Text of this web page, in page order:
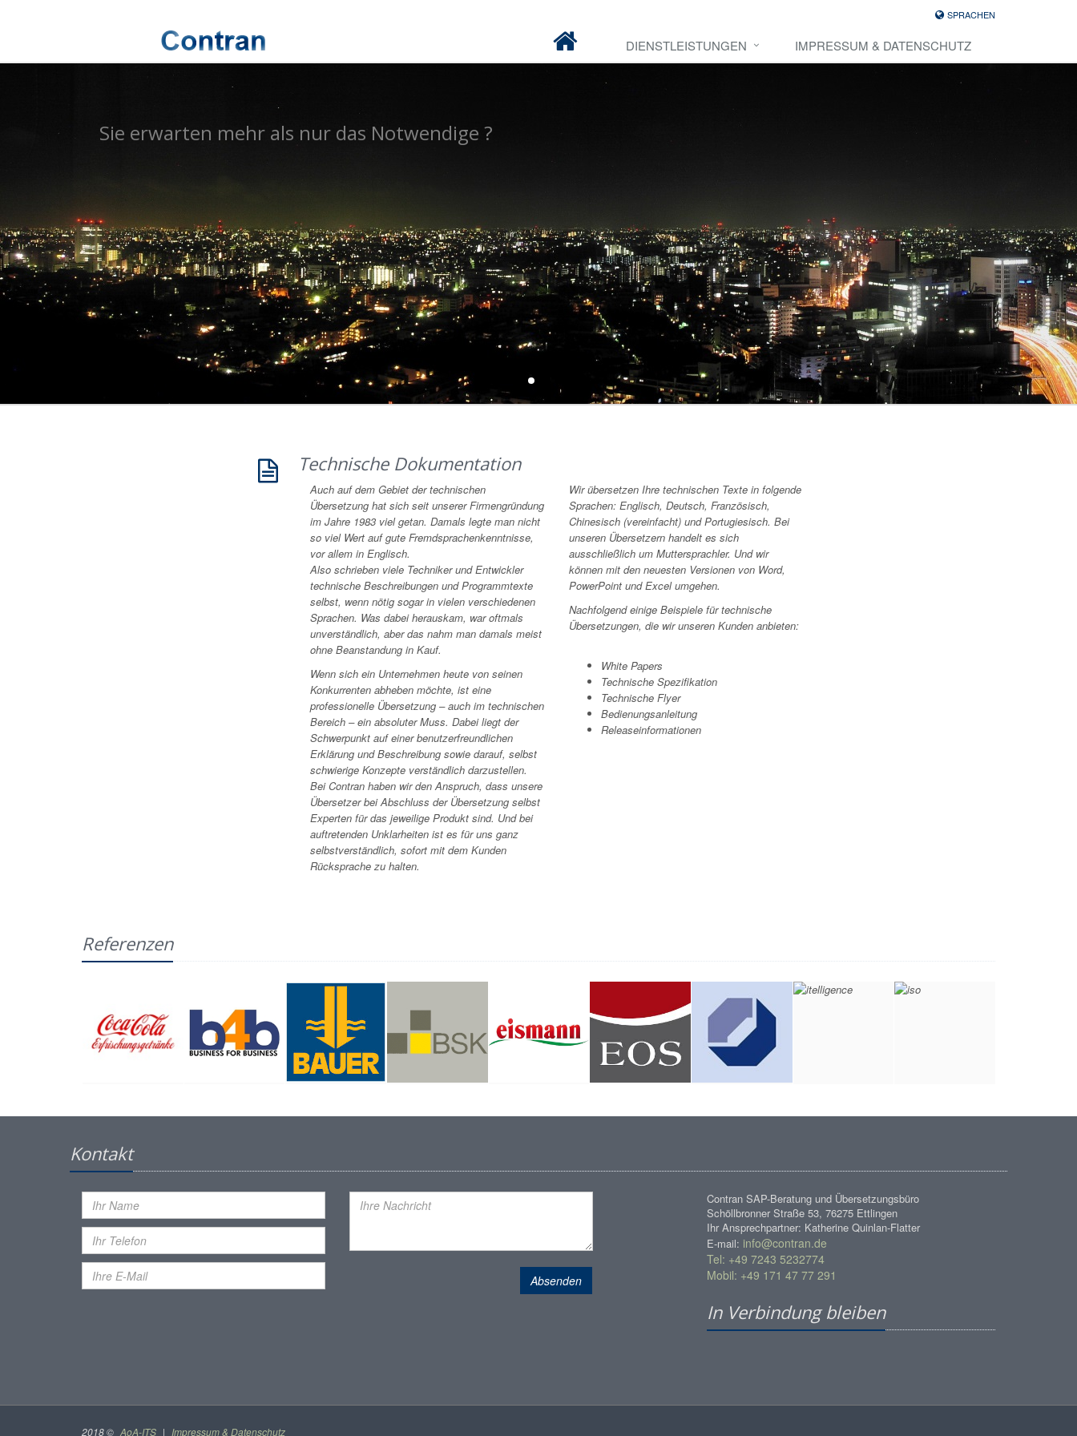
SPRACHEN
DIENSTLEISTUNGEN IMPRESSUM & DATENSCHUTZ
Sie erwarten mehr als nur das Notwendige ?
Technische Dokumentation
Auch auf dem Gebiet der technischen
Übersetzung hat sich seit unserer Firmengründung
im Jahre 1983 viel getan. Damals legte man nicht
so viel Wert auf gute Fremdsprachenkenntnisse,
vor allem in Englisch.
Also schrieben viele Techniker und Entwickler
technische Beschreibungen und Programmtexte
selbst, wenn nötig sogar in vielen verschiedenen
Sprachen. Was dabei herauskam, war oftmals
unverständlich, aber das nahm man damals meist
ohne Beanstandung in Kauf.
Wenn sich ein Unternehmen heute von seinen
Konkurrenten abheben möchte, ist eine
professionelle Übersetzung – auch im technischen
Bereich – ein absoluter Muss. Dabei liegt der
Schwerpunkt auf einer benutzerfreundlichen
Erklärung und Beschreibung sowie darauf, selbst
schwierige Konzepte verständlich darzustellen.
Bei Contran haben wir den Anspruch, dass unsere
Übersetzer bei Abschluss der Übersetzung selbst
Experten für das jeweilige Produkt sind. Und bei
auftretenden Unklarheiten ist es für uns ganz
selbstverständlich, sofort mit dem Kunden
Rücksprache zu halten.
Wir übersetzen Ihre technischen Texte in folgende
Sprachen: Englisch, Deutsch, Französisch,
Chinesisch (vereinfacht) und Portugiesisch. Bei
unseren Übersetzern handelt es sich
ausschließlich um Muttersprachler. Und wir
können mit den neuesten Versionen von Word,
PowerPoint und Excel umgehen.
Nachfolgend einige Beispiele für technische
Übersetzungen, die wir unseren Kunden anbieten:
White Papers
Technische Spezifikation
Technische Flyer
Bedienungsanleitung
Releaseinformationen
Referenzen
Kontakt
Absenden
Contran SAP-Beratung und Übersetzungsbüro
Schöllbronner Straße 53, 76275 Ettlingen
Ihr Ansprechpartner: Katherine Quinlan-Flatter
E-mail: info@contran.de
Tel: +49 7243 5232774
Mobil: +49 171 47 77 291
In Verbindung bleiben
2018 © AoA-ITS | Impressum & Datenschutz